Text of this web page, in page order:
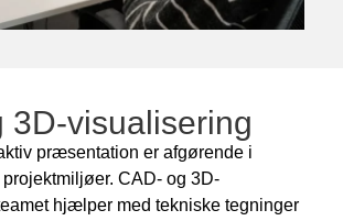
3D-visualisering
præsentation er afgørende i
CAD- og 3D-
hjælper med tekniske tegninger